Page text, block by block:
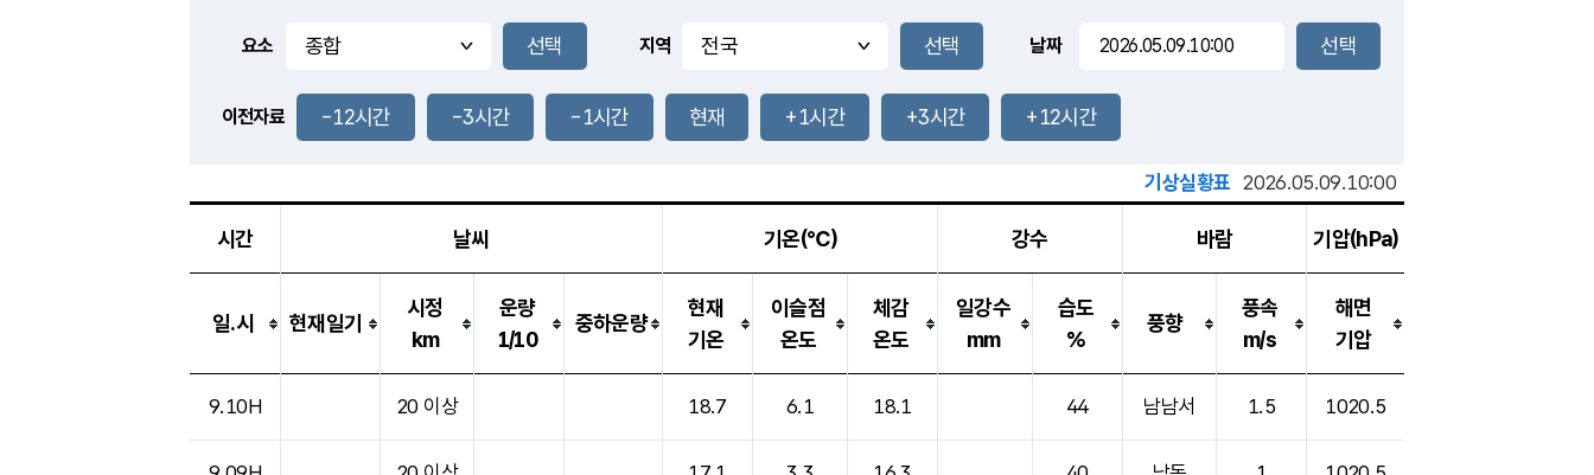
풍도
2.7m/s -mm
-mm
장호원
24.7
℃
-
25.1℃
0.1m/s
-mm
-mm
요소 지역 날짜
이전자료 -12시간 -3시간 -1시간 현재 +1시간 +3시간 +12시간
기상실황표 2026.05.09.10:00
시간 날씨 기온(℃) 강수 바람 기압(hPa)
일.시 현재일기
시정
km
운량
1/10
중하운량
현재
기온
이슬점
온도
체감
온도
일강수
mm
습도
%
풍향
풍속
m/s
해면
기압
9.10H 20 이상 18.7 6.1 18.1 44 남남서 1.5 1020.5